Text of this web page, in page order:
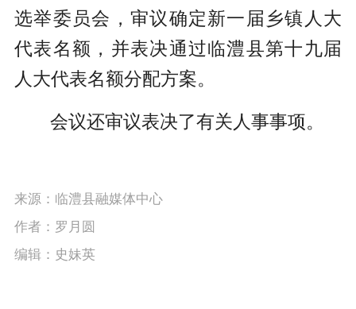
选举委员会，审议确定新一届乡镇人大
代表名额，并表决通过临澧县第十九届
人大代表名额分配方案。
会议还审议表决了有关人事事项。
来源：临澧县融媒体中心
作者：罗月圆
编辑：史妹英